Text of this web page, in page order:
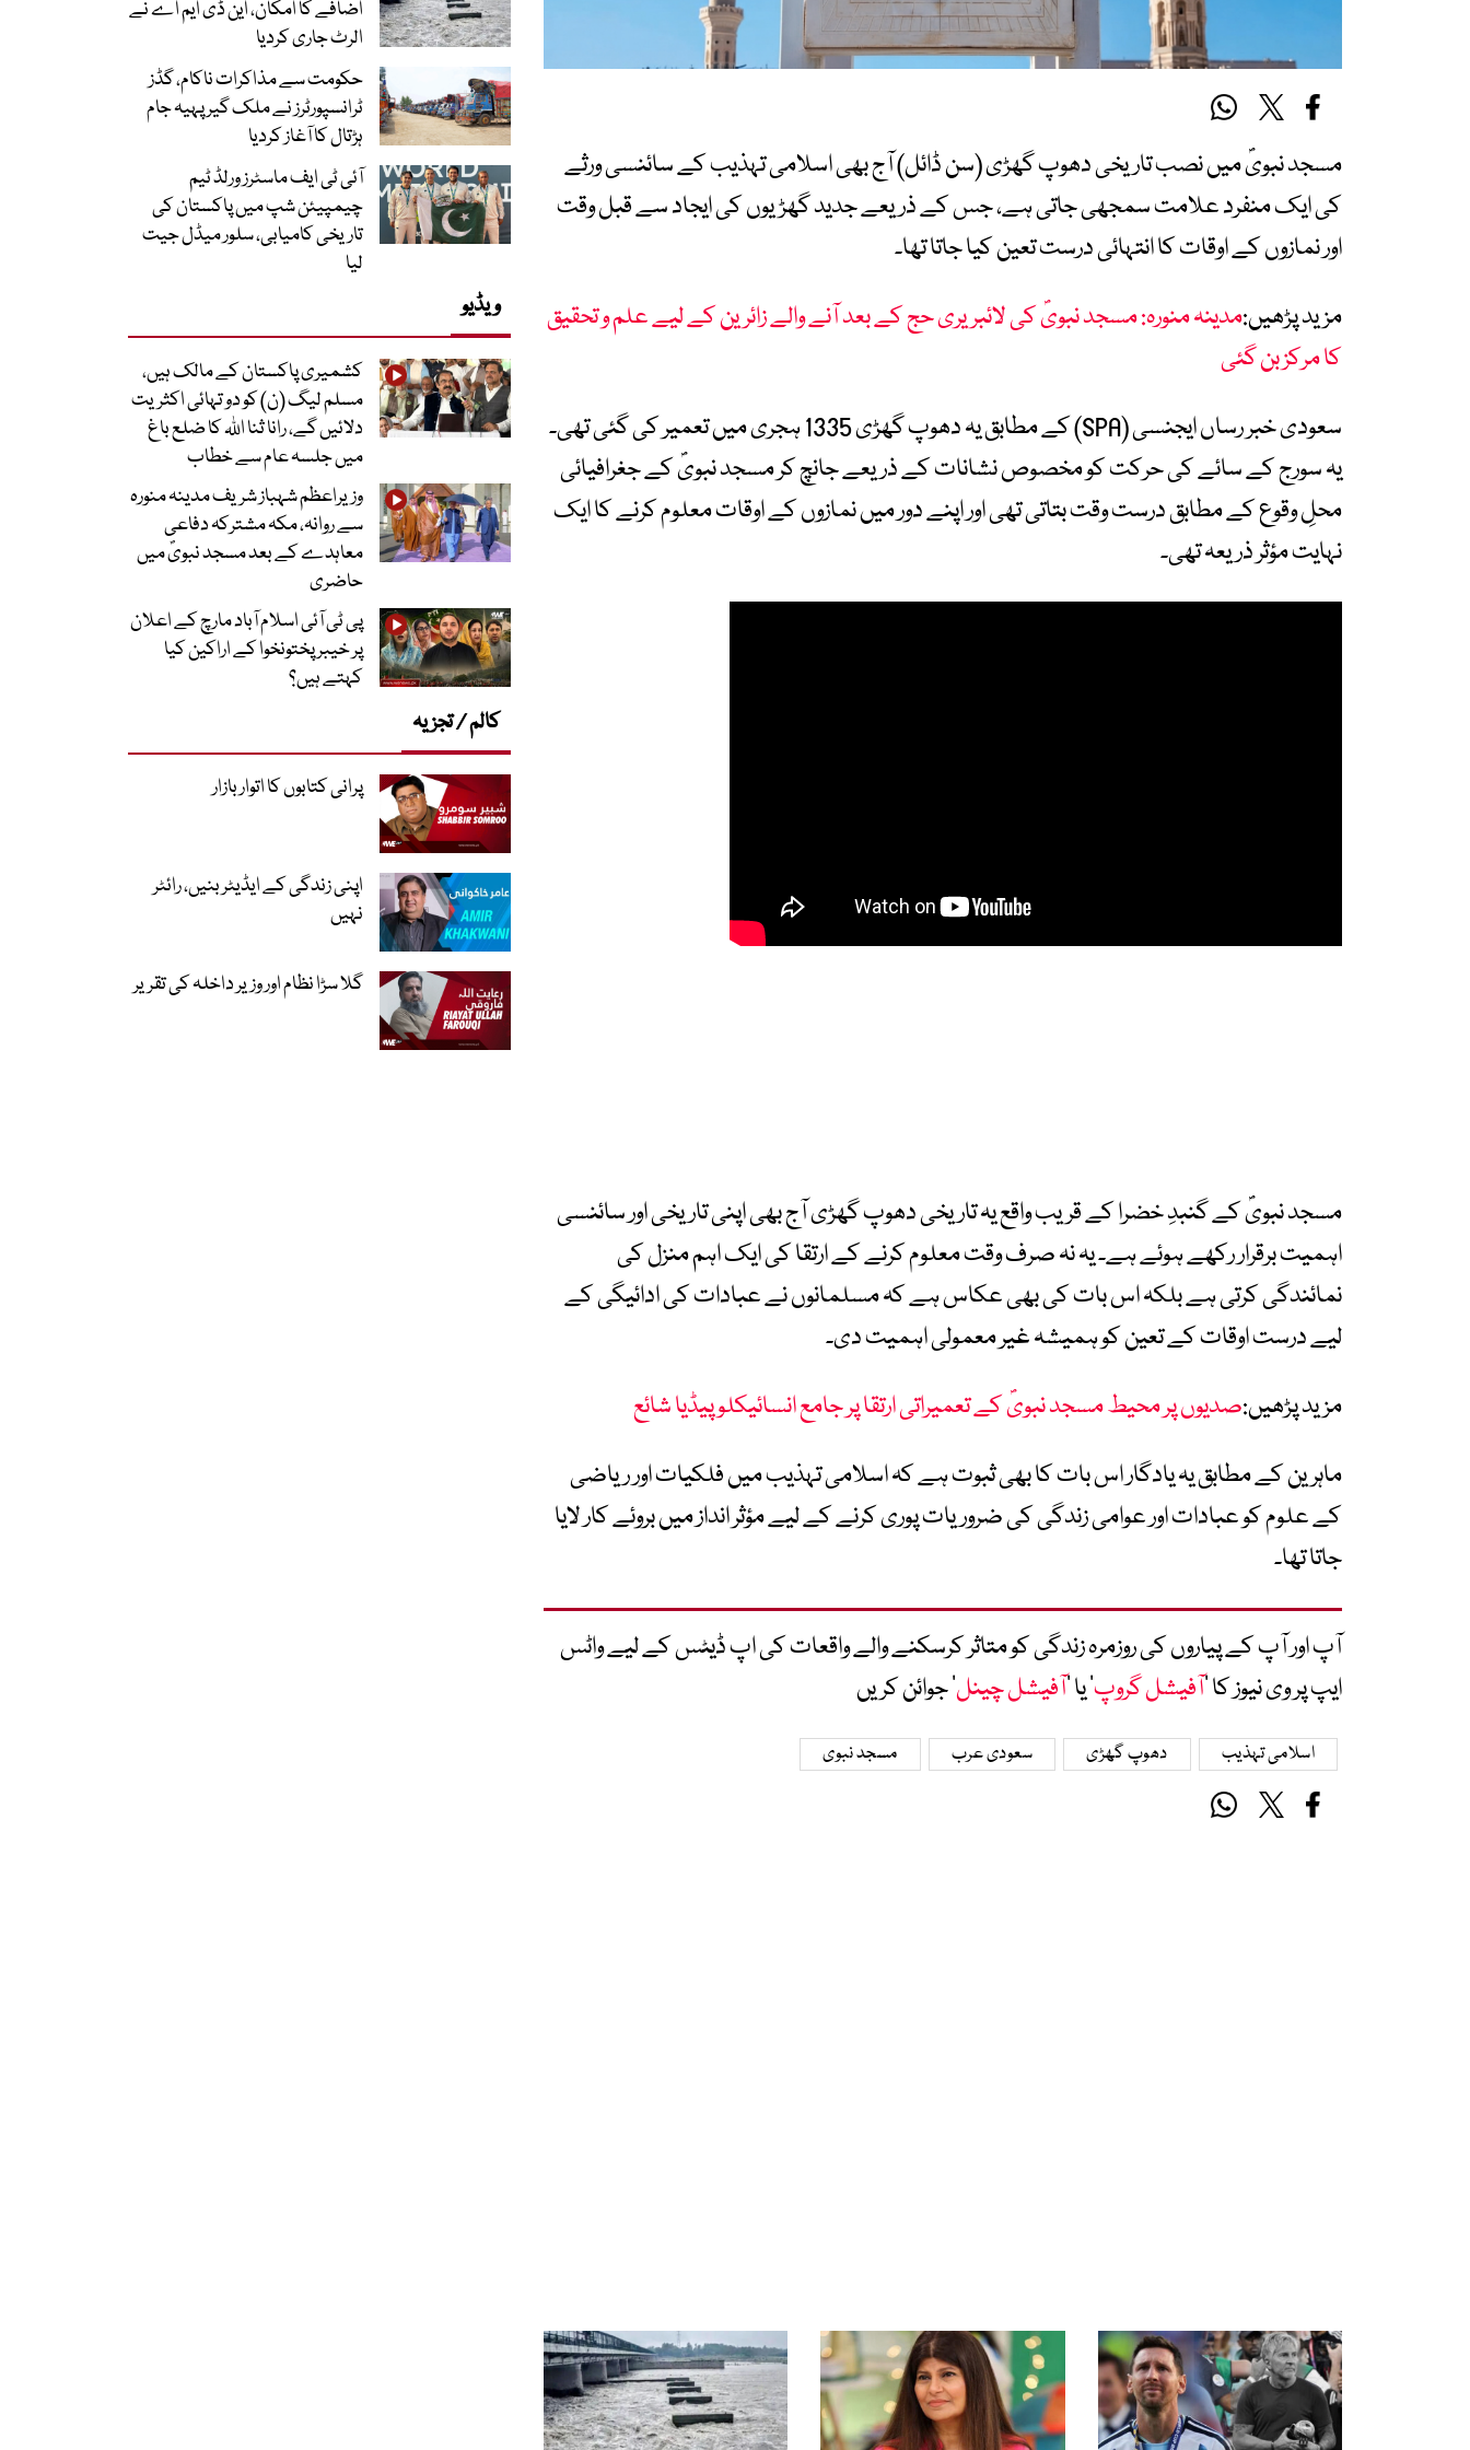
مسجد نبویؐ میں نصب تاریخی دھوپ گھڑی (سن ڈائل) آج بھی اسلامی تہذیب کے سائنسی ورثے
کی ایک منفرد علامت سمجھی جاتی ہے، جس کے ذریعے جدید گھڑیوں کی ایجاد سے قبل وقت
اور نمازوں کے اوقات کا انتہائی درست تعین کیا جاتا تھا۔
مزید پڑھیں:مدینہ منورہ: مسجد نبویؐ کی لائبریری حج کے بعد آنے والے زائرین کے لیے علم و تحقیق
کا مرکز بن گئی
سعودی خبر رساں ایجنسی (SPA) کے مطابق یہ دھوپ گھڑی 1335 ہجری میں تعمیر کی گئی تھی۔
یہ سورج کے سائے کی حرکت کو مخصوص نشانات کے ذریعے جانچ کر مسجد نبویؐ کے جغرافیائی
محلِ وقوع کے مطابق درست وقت بتاتی تھی اور اپنے دور میں نمازوں کے اوقات معلوم کرنے کا ایک
نہایت مؤثر ذریعہ تھی۔
مسجد نبویؐ کے گنبدِ خضرا کے قریب واقع یہ تاریخی دھوپ گھڑی آج بھی اپنی تاریخی اور سائنسی
اہمیت برقرار رکھے ہوئے ہے۔ یہ نہ صرف وقت معلوم کرنے کے ارتقا کی ایک اہم منزل کی
نمائندگی کرتی ہے بلکہ اس بات کی بھی عکاس ہے کہ مسلمانوں نے عبادات کی ادائیگی کے
لیے درست اوقات کے تعین کو ہمیشہ غیر معمولی اہمیت دی۔
مزید پڑھیں:صدیوں پر محیط مسجد نبویؐ کے تعمیراتی ارتقا پر جامع انسائیکلوپیڈیا شائع
ماہرین کے مطابق یہ یادگار اس بات کا بھی ثبوت ہے کہ اسلامی تہذیب میں فلکیات اور ریاضی
کے علوم کو عبادات اور عوامی زندگی کی ضروریات پوری کرنے کے لیے مؤثر انداز میں بروئے کار لایا
جاتا تھا۔
آپ اور آپ کے پیاروں کی روزمرہ زندگی کو متاثر کرسکنے والے واقعات کی اپ ڈیٹس کے لیے واٹس
ایپ پر وی نیوز کا ’آفیشل گروپ‘ یا ’آفیشل چینل‘ جوائن کریں
اسلامی تہذیب دھوپ گھڑی سعودی عرب مسجد نبوی
اضافے کا امکان، این ڈی ایم اے نے
الرٹ جاری کردیا
حکومت سے مذاکرات ناکام، گڈز
ٹرانسپورٹرز نے ملک گیر پہیہ جام
ہڑتال کا آغاز کردیا
آئی ٹی ایف ماسٹرز ورلڈ ٹیم
چیمپیئن شپ میں پاکستان کی
تاریخی کامیابی، سلور میڈل جیت
لیا
ویڈیو
کشمیری پاکستان کے مالک ہیں،
مسلم لیگ (ن) کو دو تہائی اکثریت
دلائیں گے، رانا ثنا اللہ کا ضلع باغ
میں جلسہ عام سے خطاب
وزیراعظم شہباز شریف مدینہ منورہ
سے روانہ، مکہ مشترکہ دفاعی
معاہدے کے بعد مسجد نبویؐ میں
حاضری
پی ٹی آئی اسلام آباد مارچ کے اعلان
پر خیبر پختونخوا کے اراکین کیا
کہتے ہیں؟
کالم / تجزیہ
پرانی کتابوں کا اتوار بازار
اپنی زندگی کے ایڈیٹر بنیں، رائٹر
نہیں
گلا سڑا نظام اور وزیر داخلہ کی تقریر